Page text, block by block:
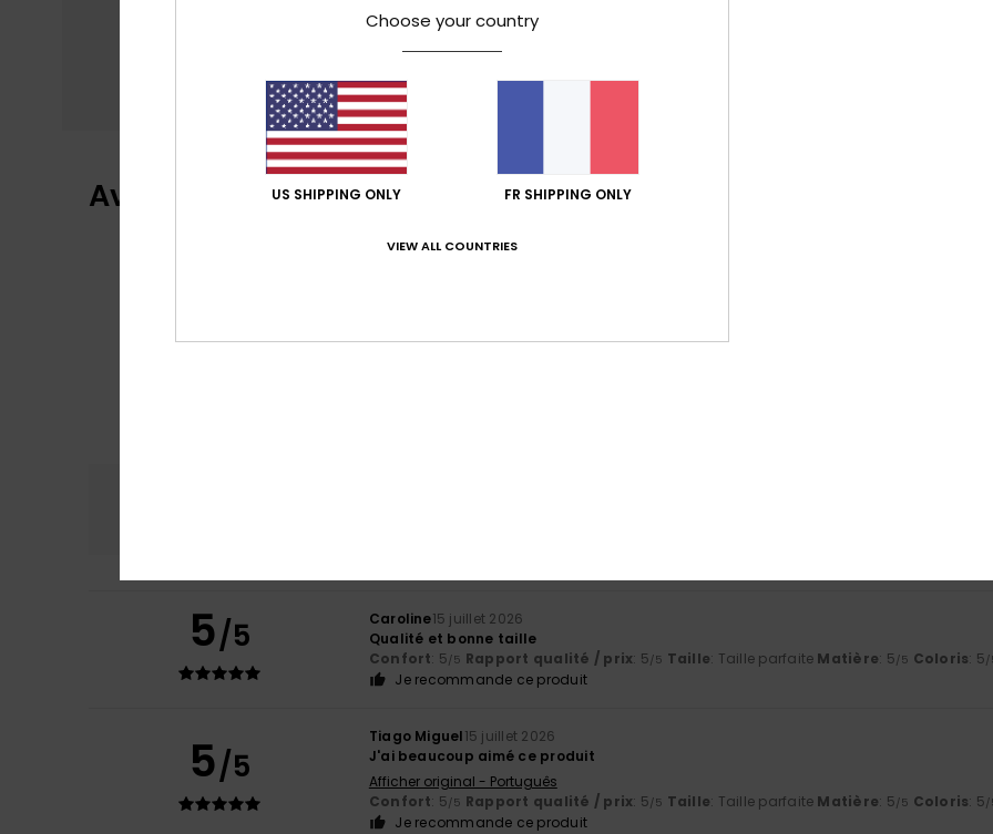
Avis clients
4.7
5/5 Caroline15 juillet 2026
Qualité et bonne taille
Confort: 5/5 Rapport qualité / prix: 5/5 Taille: Taille parfaite Matière: 5/5 Coloris: 5/
Je recommande ce produit
5/5
Tiago Miguel15 juillet 2026
J'ai beaucoup aimé ce produit
Afficher original - Português
Confort: 5/5 Rapport qualité / prix: 5/5 Taille: Taille parfaite Matière: 5/5 Coloris: 5/
Je recommande ce produit
Choose your country
US SHIPPING ONLY FR SHIPPING ONLY
VIEW ALL COUNTRIES